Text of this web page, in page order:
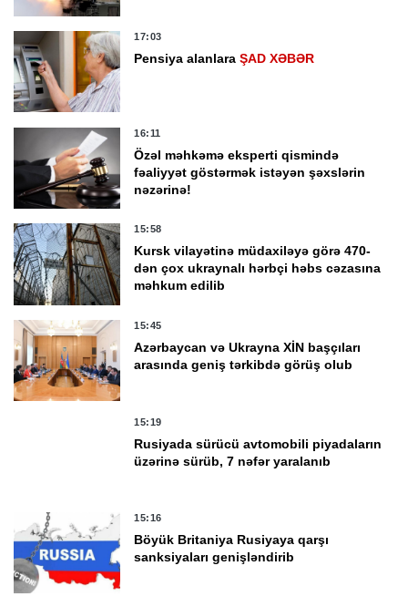
17:03
Pensiya alanlaraŞAD XƏBƏR
16:11
Özəl məhkəmə eksperti qismində
fəaliyyət göstərmək istəyən şəxslərin
nəzərinə!
15:58
Kursk vilayətinə müdaxiləyə görə 470-
dən çox ukraynalı hərbçi həbs cəzasına
məhkum edilib
15:45
Azərbaycan və Ukrayna XİN başçıları
arasında geniş tərkibdə görüş olub
15:19
Rusiyada sürücü avtomobili piyadaların
üzərinə sürüb, 7 nəfər yaralanıb
15:16
Böyük Britaniya Rusiyaya qarşı
sanksiyaları genişləndirib